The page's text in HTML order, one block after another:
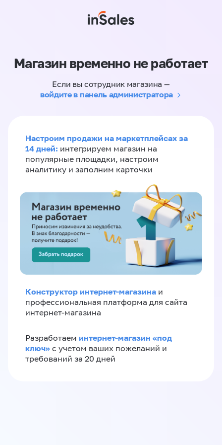
Магазин временно не работает
Если вы сотрудник магазина —
войдите в панель администратора
Настроим продажи на маркетплейсах за
14 дней: интегрируем магазин на
популярные площадки, настроим
аналитику и заполним карточки
Конструктор интернет-магазина и
профессиональная платформа для сайта
интернет-магазина
Разработаем интернет-магазин «‎под
ключ»‎ с учетом ваших пожеланий и
требований за 20 дней